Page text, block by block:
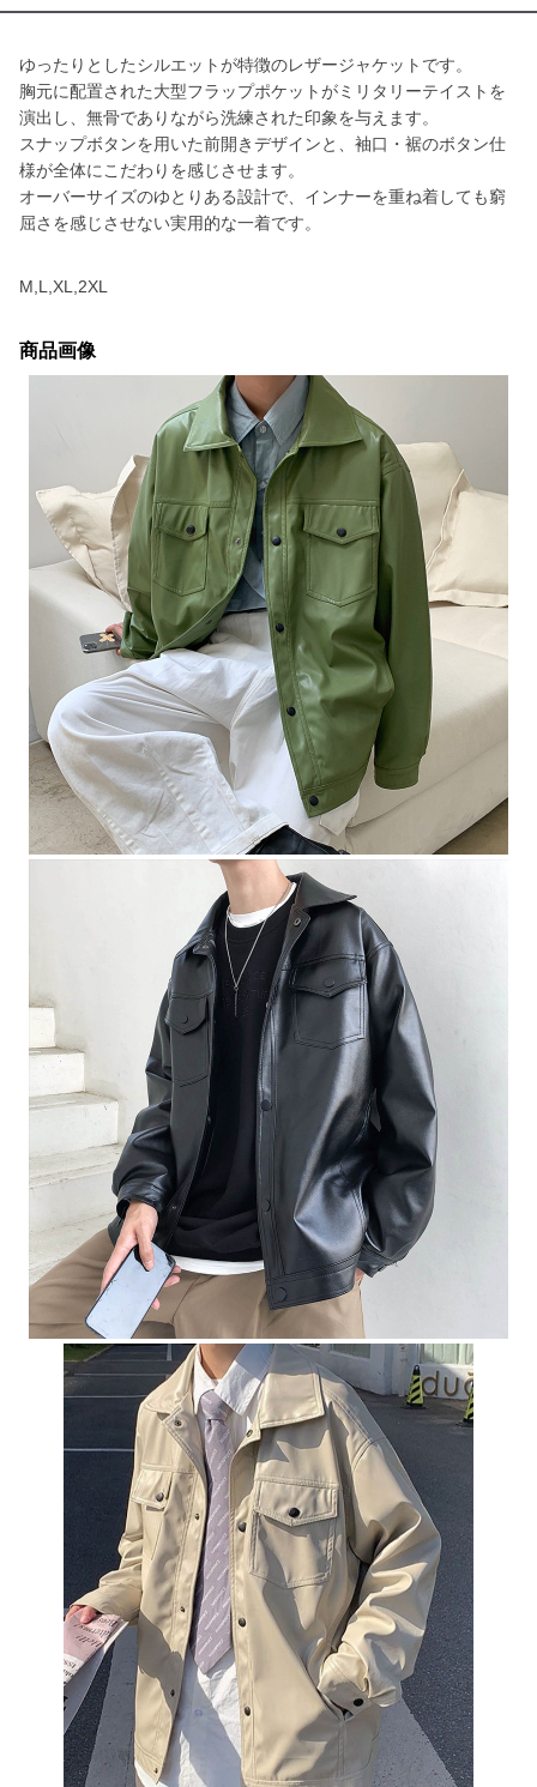
ゆったりとしたシルエットが特徴のレザージャケットです。
胸元に配置された大型フラップポケットがミリタリーテイストを
演出し、無骨でありながら洗練された印象を与えます。
スナップボタンを用いた前開きデザインと、袖口・裾のボタン仕
様が全体にこだわりを感じさせます。
オーバーサイズのゆとりある設計で、インナーを重ね着しても窮
屈さを感じさせない実用的な一着です。
M,L,XL,2XL
商品画像